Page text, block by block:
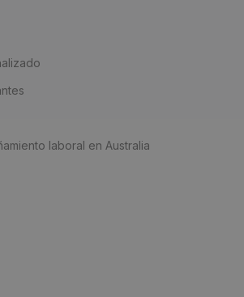
laboral en Australia